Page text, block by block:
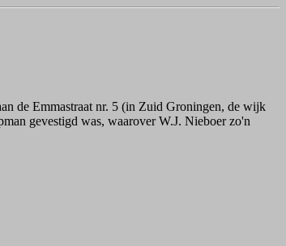
de Emmastraat nr. 5 (in Zuid Groningen, de wijk
gevestigd was, waarover W.J. Nieboer zo'n